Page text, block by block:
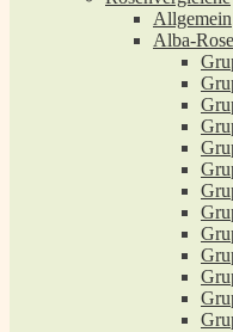
Allgemein
Alba-